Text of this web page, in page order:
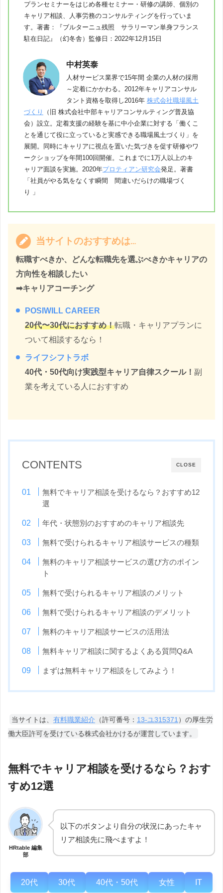
プランセミナーをはじめ各種セミナー・研修の講師、個別の
キャリア相談、人事労務のコンサルティングを行っていま
す。著書：『ブルターニュ残照 サラリーマン単身フランス
駐在日記』（幻冬舎）監修日：2022年12月15日
中村英泰
人材サービス業界で15年間 企業の人材の採用
～定着にかかわる。2012年キャリアコンサル
タント資格を取得し2016年 株式会社職場風土
づくり
（旧 株式会社中部キャリアコンサルティング普及協
会）設立。定着支援の経験を基に中小企業に対する「働くこ
とを通じて役に立っていると実感できる職場風土づくり」を
展開。同時にキャリアに視点を置いた気づきを促す研修やワ
ークショップを年間100回開催。これまでに1万人以上のキ
ャリア面談を実施。2020年プロティアン研究会発足。著書
「社員がやる気をなくす瞬間 間違いだらけの職場づく
り 」
当サイトのおすすめは…
転職すべきか、どんな転職先を選ぶべきかキャリアの
方向性を相談したい
➡︎キャリアコーチング
POSIWILL CAREER
20代〜30代におすすめ！転職・キャリアプランに
ついて相談するなら！
ライフシフトラボ
40代・50代向け実践型キャリア自律スクール！ 副
業を考えている人におすすめ
CLOSE
CONTENTS
無料でキャリア相談を受けるなら？おすすめ12
選
年代・状態別のおすすめのキャリア相談先
無料で受けられるキャリア相談サービスの種類
無料のキャリア相談サービスの選び方のポイン
ト
無料で受けられるキャリア相談のメリット
無料で受けられるキャリア相談のデメリット
無料のキャリア相談サービスの活用法
無料キャリア相談に関するよくある質問Q&A
まずは無料キャリア相談をしてみよう！
当サイトは、有料職業紹介 （許可番号： 13-ユ315371 ）の厚生労
働大臣許可を受けている株式会社かけるが運営しています。
無料でキャリア相談を受けるなら？おす
すめ12選
HRtable 編集
部
以下のボタンより自分の状況にあったキャ
リア相談先に飛べますよ！
20代 30代 40代・50代 女性 IT